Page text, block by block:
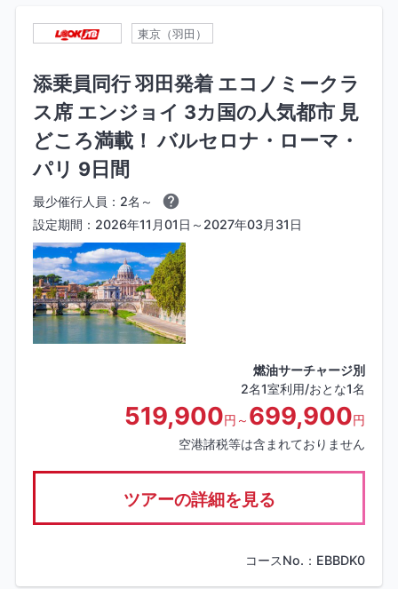
東京（羽田）
添乗員同行 羽田発着 エコノミークラ
ス席 エンジョイ 3カ国の人気都市 見
どころ満載！ バルセロナ・ローマ・
パリ 9日間
最少催行人員：2名～
設定期間：2026年11月01日～2027年03月31日
燃油サーチャージ別
2名1室利用/おとな1名
519,900円～ 699,900円
空港諸税等は含まれておりません
ツアーの詳細を見る
コースNo.：EBBDK0